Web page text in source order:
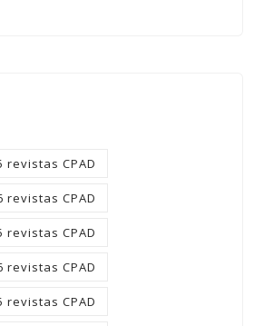
revistas CPAD
revistas CPAD
revistas CPAD
revistas CPAD
revistas CPAD